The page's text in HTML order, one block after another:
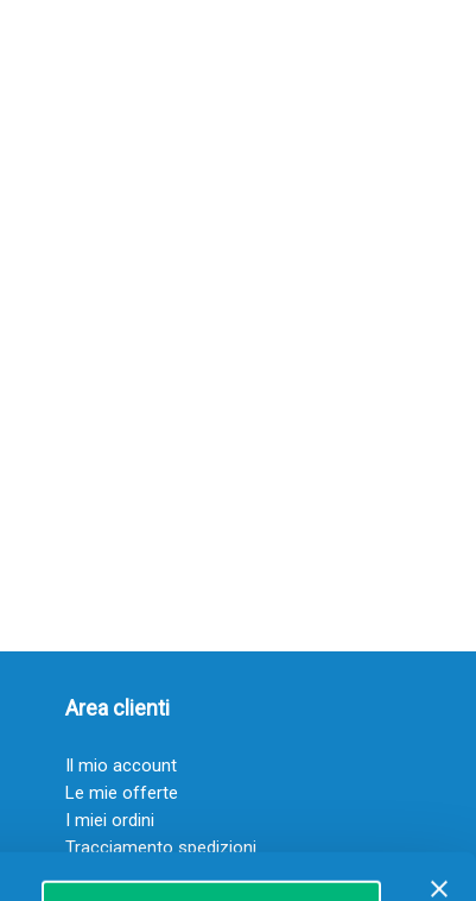
Area clienti
Il mio account
Le mie offerte
I miei ordini
Tracciamento spedizioni
Resi